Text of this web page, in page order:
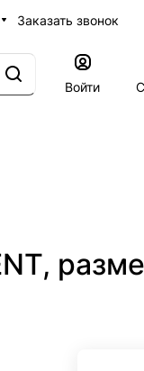
Заказать звонок
Войти